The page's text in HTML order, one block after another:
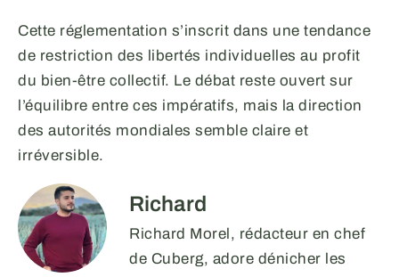
Cette réglementation s’inscrit dans une tendance
de restriction des libertés individuelles au profit
du bien-être collectif. Le débat reste ouvert sur
l’équilibre entre ces impératifs, mais la direction
des autorités mondiales semble claire et
irréversible.
Richard
Richard Morel, rédacteur en chef
de Cuberg, adore dénicher les